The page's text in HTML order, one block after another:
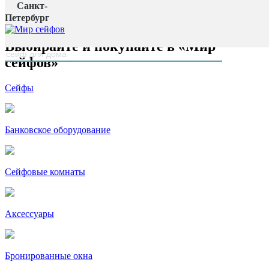
Санкт-
Петербург
Главная страница
наверх
Выбирайте и покупайте в «Мир
сейфов»
Сейфы
Банковское оборудование
Сейфовые комнаты
Аксессуары
Бронированные окна